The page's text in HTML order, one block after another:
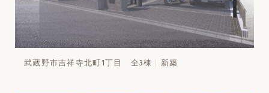
武蔵野市吉祥寺北町1丁目 全3棟 新築